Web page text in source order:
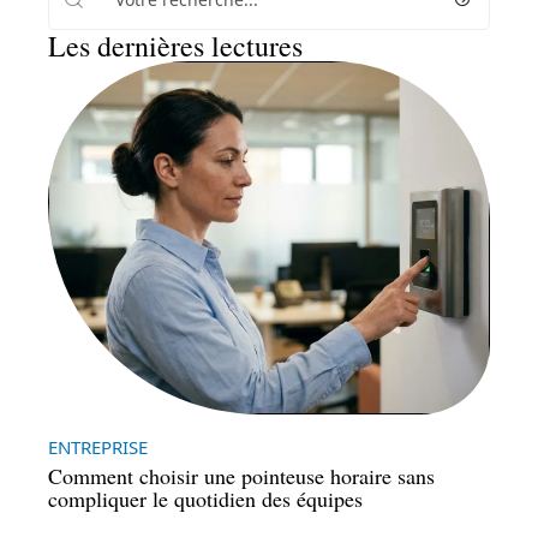
Les dernières lectures
ENTREPRISE
Comment choisir une pointeuse horaire sans
compliquer le quotidien des équipes